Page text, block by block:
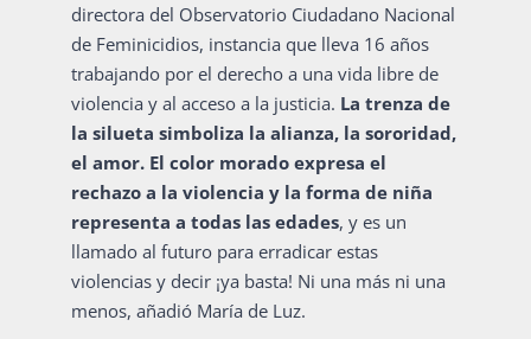
directora del Observatorio Ciudadano Nacional
de Feminicidios, instancia que lleva 16 años
trabajando por el derecho a una vida libre de
violencia y al acceso a la justicia. La trenza de
la silueta simboliza la alianza, la sororidad,
el amor. El color morado expresa el
rechazo a la violencia y la forma de niña
representa a todas las edades, y es un
llamado al futuro para erradicar estas
violencias y decir ¡ya basta! Ni una más ni una
menos, añadió María de Luz.